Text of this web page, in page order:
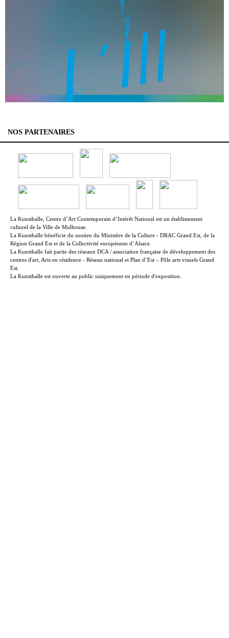
NOS PARTENAIRES
La Kunsthalle, Centre d’Art Contemporain d’Intérêt National est un établissement
culturel de la Ville de Mulhouse.
La Kunsthalle bénéficie du soutien du Ministère de la Culture - DRAC Grand Est, de la
Région Grand Est et de la Collectivité européenne d’Alsace.
La Kunsthalle fait partie des réseaux DCA / association française de développement des
centres d'art, Arts en résidence - Réseau national et Plan d’Est – Pôle arts visuels Grand
Est.
La Kunsthalle est ouverte au public uniquement en période d'exposition.